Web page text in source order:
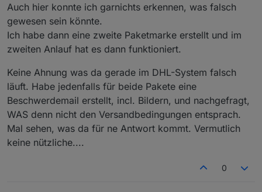
Auch hier konnte ich garnichts erkennen, was falsch
gewesen sein könnte.
Ich habe dann eine zweite Paketmarke erstellt und im
zweiten Anlauf hat es dann funktioniert.
Keine Ahnung was da gerade im DHL-System falsch
läuft. Habe jedenfalls für beide Pakete eine
Beschwerdemail erstellt, incl. Bildern, und nachgefragt,
WAS denn nicht den Versandbedingungen entsprach.
Mal sehen, was da für ne Antwort kommt. Vermutlich
keine nützliche....
0